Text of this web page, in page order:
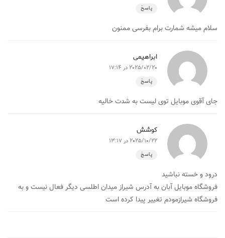
پاسخ
سلام میشه شمارت برام بفرسی ممنون
ابراهیمی
2025/02/20 در 17:14
پاسخ
جای آقوی موبایل توی لیست به شدت خالیه
کوشش
2025/10/22 در 13:17
پاسخ
درود و خسته نباشید
فروشگاه موبایل آبان به آدرس شیراز میدان اطلسی دیگر فعال نیست و به
فروشگاه شیرازمودم تغییر پیدا کرده است